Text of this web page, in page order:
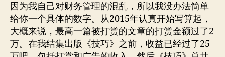
因为我自己对财务管理的混乱，所以我没办法简单
给你一个具体的数字。从2015年认真开始写算起，
大概来说，最高一篇被打赏的文章的打赏金额过了2
万。在我结集出版《技巧》之前，收益已经过了25